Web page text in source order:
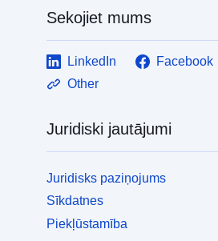
Sekojiet mums
LinkedIn Facebook
Other
Juridiski jautājumi
Juridisks paziņojums
Sīkdatnes
Piekļūstamība